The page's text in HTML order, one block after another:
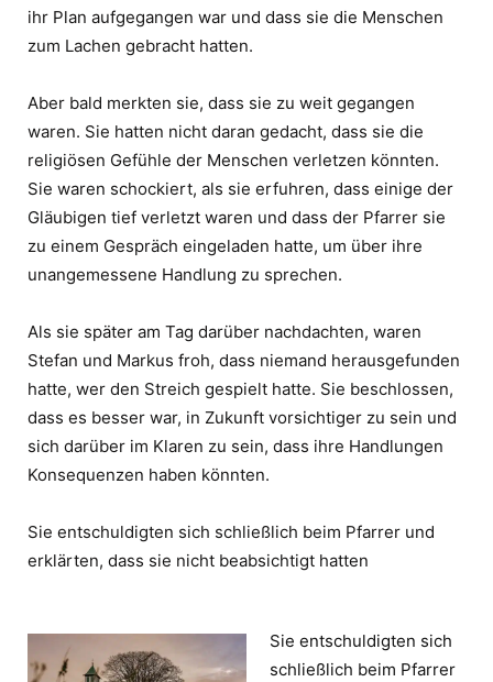
ihr Plan aufgegangen war und dass sie die Menschen
zum Lachen gebracht hatten.
Aber bald merkten sie, dass sie zu weit gegangen
waren. Sie hatten nicht daran gedacht, dass sie die
religiösen Gefühle der Menschen verletzen könnten.
Sie waren schockiert, als sie erfuhren, dass einige der
Gläubigen tief verletzt waren und dass der Pfarrer sie
zu einem Gespräch eingeladen hatte, um über ihre
unangemessene Handlung zu sprechen.
Als sie später am Tag darüber nachdachten, waren
Stefan und Markus froh, dass niemand herausgefunden
hatte, wer den Streich gespielt hatte. Sie beschlossen,
dass es besser war, in Zukunft vorsichtiger zu sein und
sich darüber im Klaren zu sein, dass ihre Handlungen
Konsequenzen haben könnten.
Sie entschuldigten sich schließlich beim Pfarrer und
erklärten, dass sie nicht beabsichtigt hatten
Sie entschuldigten sich
schließlich beim Pfarrer